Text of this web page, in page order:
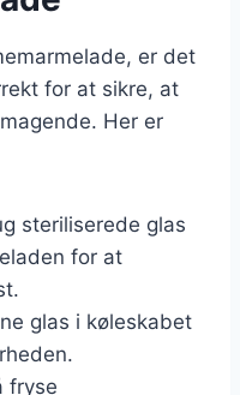
er det
for at sikre, at
Her er
steriliserede glas
for at
glas i køleskabet
fryse